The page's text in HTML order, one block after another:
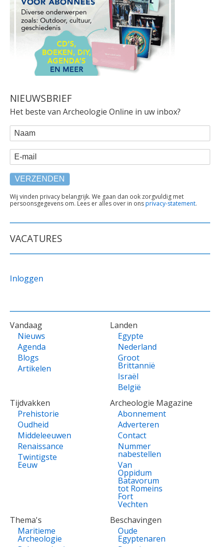
NIEUWSBRIEF
Het beste van Archeologie Online in uw inbox?
WEBFORM
Naam
E-mail
TEKST
ONDER
Wij vinden privacy belangrijk. We gaan dan ook zorgvuldig met
persoonsgegevens om. Lees er alles over in onsprivacy-statement.
VACATURES
Inloggen
VOET
Vandaag
Nieuws
Agenda
Blogs
Artikelen
Landen
Egypte
Nederland
Groot
Brittannië
Israël
België
Tijdvakken
Prehistorie
Oudheid
Middeleeuwen
Renaissance
Twintigste
Eeuw
Archeologie Magazine
Abonnement
Adverteren
Contact
Nummer
nabestellen
Van
Oppidum
Batavorum
tot Romeins
Fort
Vechten
Thema's
Maritieme
Archeologie
Beschavingen
Oude
Egyptenaren